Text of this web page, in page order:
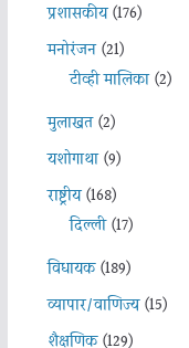
प्रशासकीय(176)
मनोरंजन(21)
टीव्ही मालिका(2)
मुलाखत(2)
यशोगाथा(9)
राष्ट्रीय(168)
दिल्ली(17)
विधायक(189)
व्यापार/वाणिज्य(15)
शैक्षणिक(129)